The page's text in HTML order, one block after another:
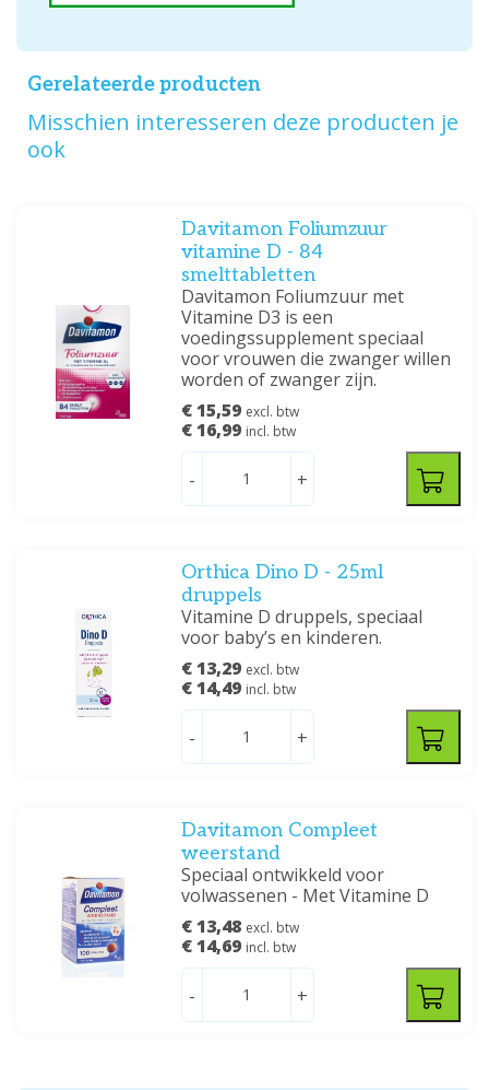
Gerelateerde producten
Misschien interesseren deze producten je
ook
Davitamon Foliumzuur
vitamine D - 84
smelttabletten
Davitamon Foliumzuur met
Vitamine D3 is een
voedingssupplement speciaal
voor vrouwen die zwanger willen
worden of zwanger zijn.
€ 15,59 excl. btw
€ 16,99 incl. btw
- +
Orthica Dino D - 25ml
druppels
Vitamine D druppels, speciaal
voor baby’s en kinderen.
€ 13,29 excl. btw
€ 14,49 incl. btw
- +
Davitamon Compleet
weerstand
Speciaal ontwikkeld voor
volwassenen - Met Vitamine D
€ 13,48 excl. btw
€ 14,69 incl. btw
- +